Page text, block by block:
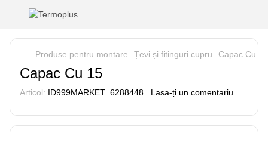
Produse pentru montare Țevi și fitinguri cupru Capac Cu 15
Capac Cu 15
Articol: ID999MARKET_6288448 Lasa-ți un comentariu